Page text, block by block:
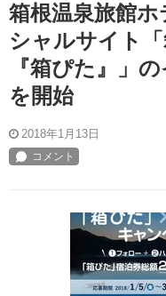
箱根温泉旅館
シャルサイト
『箱ぴた』」
を開始
2018年1月13日